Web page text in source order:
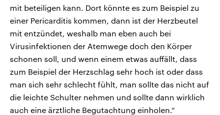
mit beteiligen kann. Dort könnte es zum Beispiel zu
einer Pericarditis kommen, dann ist der Herzbeutel
mit entzündet, weshalb man eben auch bei
Virusinfektionen der Atemwege doch den Körper
schonen soll, und wenn einem etwas auffällt, dass
zum Beispiel der Herzschlag sehr hoch ist oder dass
man sich sehr schlecht fühlt, man sollte das nicht auf
die leichte Schulter nehmen und sollte dann wirklich
auch eine ärztliche Begutachtung einholen.“